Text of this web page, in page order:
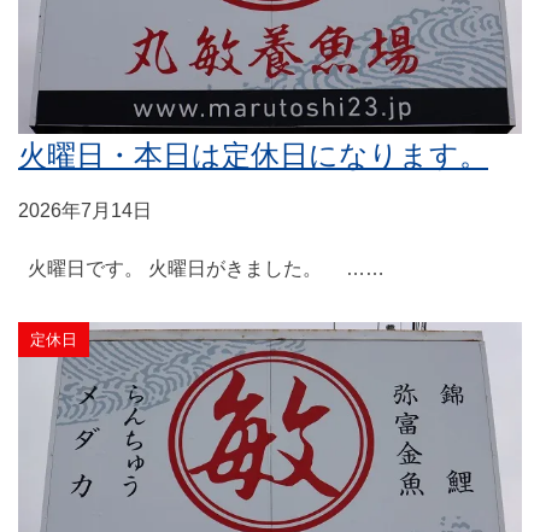
火曜日・本日は定休日になります。
2026年7月14日
火曜日です。 火曜日がきました。 ……
定休日